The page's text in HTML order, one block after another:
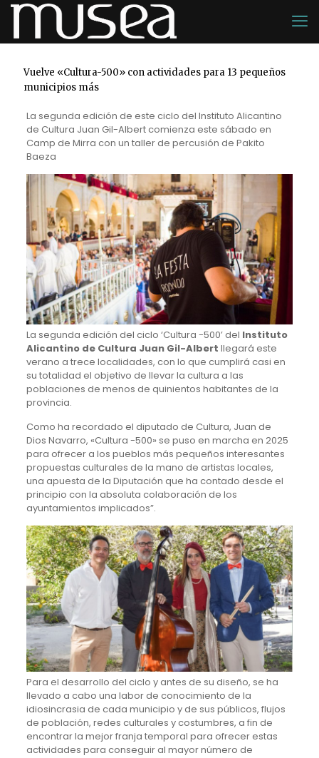
Vuelve «Cultura-500» con actividades para 13 pequeños
municipios más
La segunda edición de este ciclo del Instituto Alicantino
de Cultura Juan Gil-Albert comienza este sábado en
Camp de Mirra con un taller de percusión de Pakito
Baeza
La segunda edición del ciclo ‘Cultura -500’ del Instituto
Alicantino de Cultura Juan Gil-Albert llegará este
verano a trece localidades, con lo que cumplirá casi en
su totalidad el objetivo de llevar la cultura a las
poblaciones de menos de quinientos habitantes de la
provincia.
Como ha recordado el diputado de Cultura, Juan de
Dios Navarro, «Cultura -500» se puso en marcha en 2025
para ofrecer a los pueblos más pequeños interesantes
propuestas culturales de la mano de artistas locales,
una apuesta de la Diputación que ha contado desde el
principio con la absoluta colaboración de los
ayuntamientos implicados”.
Para el desarrollo del ciclo y antes de su diseño, se ha
llevado a cabo una labor de conocimiento de la
idiosincrasia de cada municipio y de sus públicos, flujos
de población, redes culturales y costumbres, a fin de
encontrar la mejor franja temporal para ofrecer estas
actividades para conseguir al mayor número de